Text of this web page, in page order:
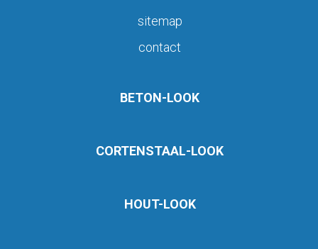
sitemap
contact
BETON-LOOK
CORTENSTAAL-LOOK
HOUT-LOOK